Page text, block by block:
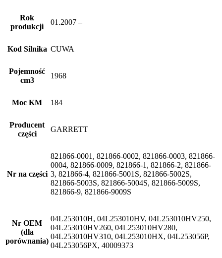
Rok
produkcji
01.2007 –
Kod Silnika CUWA
Pojemność
cm3
1968
Moc KM 184
Producent
części
GARRETT
Nr na części
821866-0001, 821866-0002, 821866-0003, 821866-
0004, 821866-0009, 821866-1, 821866-2, 821866-
3, 821866-4, 821866-5001S, 821866-5002S,
821866-5003S, 821866-5004S, 821866-5009S,
821866-9, 821866-9009S
Nr OEM
(dla
porównania)
04L253010H, 04L253010HV, 04L253010HV250,
04L253010HV260, 04L253010HV280,
04L253010HV310, 04L253010HX, 04L253056P,
04L253056PX, 40009373